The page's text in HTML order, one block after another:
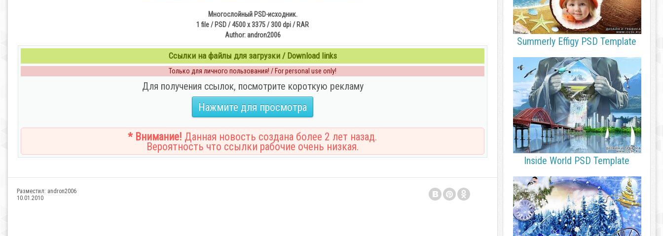
Многослойный PSD-исходник.
1 file / PSD / 4500 x 3375 / 300 dpi / RAR
Author: andron2006
Ссылки на файлы для загрузки / Download links
Только для личного пользования! / For personal use only!
Для получения ссылок, посмотрите короткую рекламу
Нажмите для просмотра
* Внимание! Данная новость создана более 2 лет назад.
Вероятность что ссылки рабочие очень низкая.
Разместил: andron2006
10.01.2010
Summerly Effigy PSD Template
Inside World PSD Template